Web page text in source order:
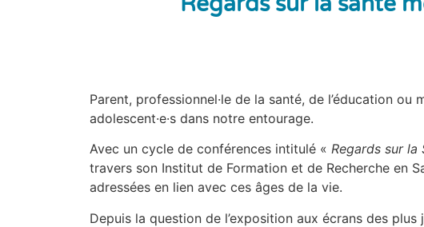
Parent, professionnel·le de la santé, de l’éducation
adolescent·e·s dans notre entourage.
Avec un cycle de conférences intitulé « Regards sur la
travers son Institut de Formation et de Recherche en
adressées en lien avec ces âges de la vie.
Depuis la question de l’exposition aux écrans des plus